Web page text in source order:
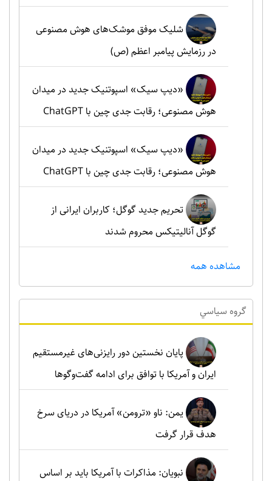
شلیک موفق موشک‌های هوش مصنوعی
در رزمایش پیامبر اعظم (ص)
«دیپ سیک» اسپوتنیک جدید در میدان
هوش مصنوعی؛ رقابت جدی چین با ChatGPT
«دیپ سیک» اسپوتنیک جدید در میدان
هوش مصنوعی؛ رقابت جدی چین با ChatGPT
تحریم جدید گوگل؛ کاربران ایرانی از
گوگل آنالیتیکس محروم شدند
مشاهده همه
گروه سياسي
پایان نخستین دور رایزنی‌های غیرمستقیم
ایران و آمریکا با توافق برای ادامه گفت‌وگوها
یمن: ناو «ترومن» آمریکا در دریای سرخ
هدف قرار گرفت
نبویان: مذاکرات با آمریکا باید بر اساس